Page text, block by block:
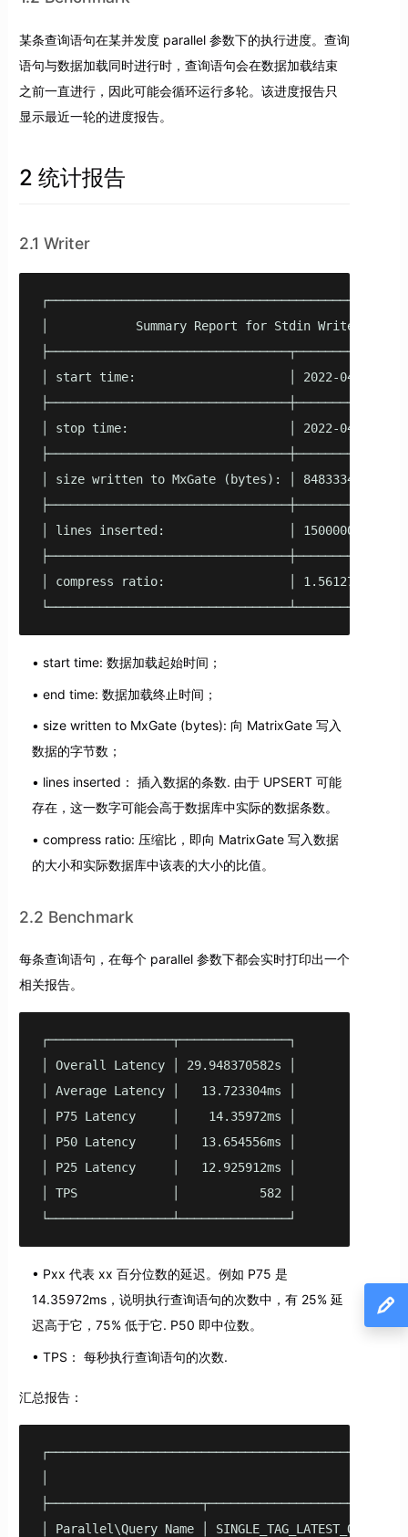
某条查询语句在某并发度 parallel 参数下的执行进度。查询
语句与数据加载同时进行时，查询语句会在数据加载结束
之前一直进行，因此可能会循环运行多轮。该进度报告只
显示最近一轮的进度报告。
2 统计报告
2.1 Writer
│            Summary Report for Stdin Writer
│ start time:                     │ 2022-04-27
│ stop time:                      │ 2022-04-27
│ size written to MxGate (bytes): │ 848333400
│ lines inserted:                 │ 1500000
│ compress ratio:                 │ 1.561276 : 1
start time: 数据加载起始时间；
end time: 数据加载终止时间；
size written to MxGate (bytes): 向 MatrixGate 写入
数据的字节数；
lines inserted： 插入数据的条数. 由于 UPSERT 可能
存在，这一数字可能会高于数据库中实际的数据条数。
compress ratio: 压缩比，即向 MatrixGate 写入数据
的大小和实际数据库中该表的大小的比值。
2.2 Benchmark
每条查询语句，在每个 parallel 参数下都会实时打印出一个
相关报告。
┌─────────────────┬───────────────┐
│ Overall Latency │ 29.948370582s │
│ Average Latency │   13.723304ms │
│ P75 Latency     │    14.35972ms │
│ P50 Latency     │   13.654556ms │
│ P25 Latency     │   12.925912ms │
│ TPS             │           582 │
└─────────────────┴───────────────┘
Pxx 代表 xx 百分位数的延迟。例如 P75 是
14.35972ms，说明执行查询语句的次数中，有 25% 延
迟高于它，75% 低于它. P50 即中位数。
TPS： 每秒执行查询语句的次数.
汇总报告：
│ Parallel\Query Name │